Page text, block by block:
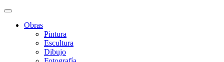
Obras
Pintura
Escultura
Dibujo